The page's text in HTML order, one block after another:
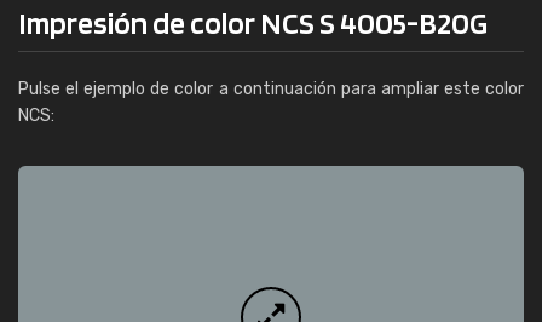
Impresión de color NCS S 4005-B20G
Pulse el ejemplo de color a continuación para ampliar este color
NCS: